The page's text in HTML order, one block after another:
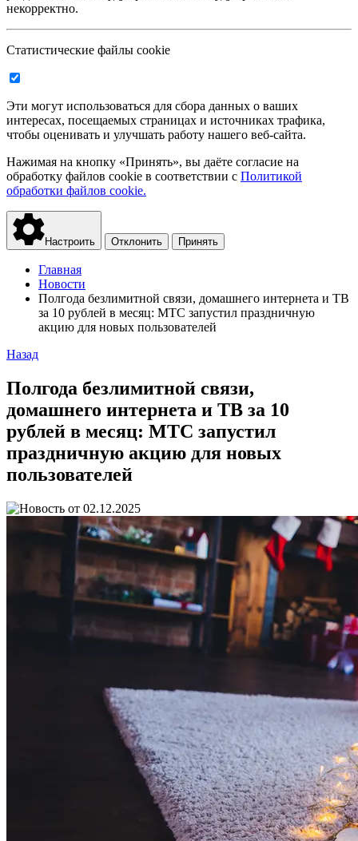
некорректно.
Статистические файлы cookie
Эти могут использоваться для сбора данных о ваших
интересах, посещаемых страницах и источниках трафика,
чтобы оценивать и улучшать работу нашего веб-сайта.
Нажимая на кнопку «Принять», вы даёте согласие на
обработку файлов cookie в соответствии с Политикой
обработки файлов cookie.
Настроить Отклонить Принять
Главная
Новости
Полгода безлимитной связи, домашнего интернета и ТВ
за 10 рублей в месяц: МТС запустил праздничную
акцию для новых пользователей
Назад
Полгода безлимитной связи,
домашнего интернета и ТВ за 10
рублей в месяц: МТС запустил
праздничную акцию для новых
пользователей
02.12.2025